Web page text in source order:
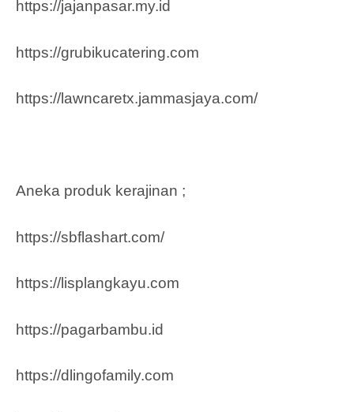
https://jajanpasar.my.id
https://grubikucatering.com
https://lawncaretx.jammasjaya.com/
Aneka produk kerajinan ;
https://sbflashart.com/
https://lisplangkayu.com
https://pagarbambu.id
https://dlingofamily.com